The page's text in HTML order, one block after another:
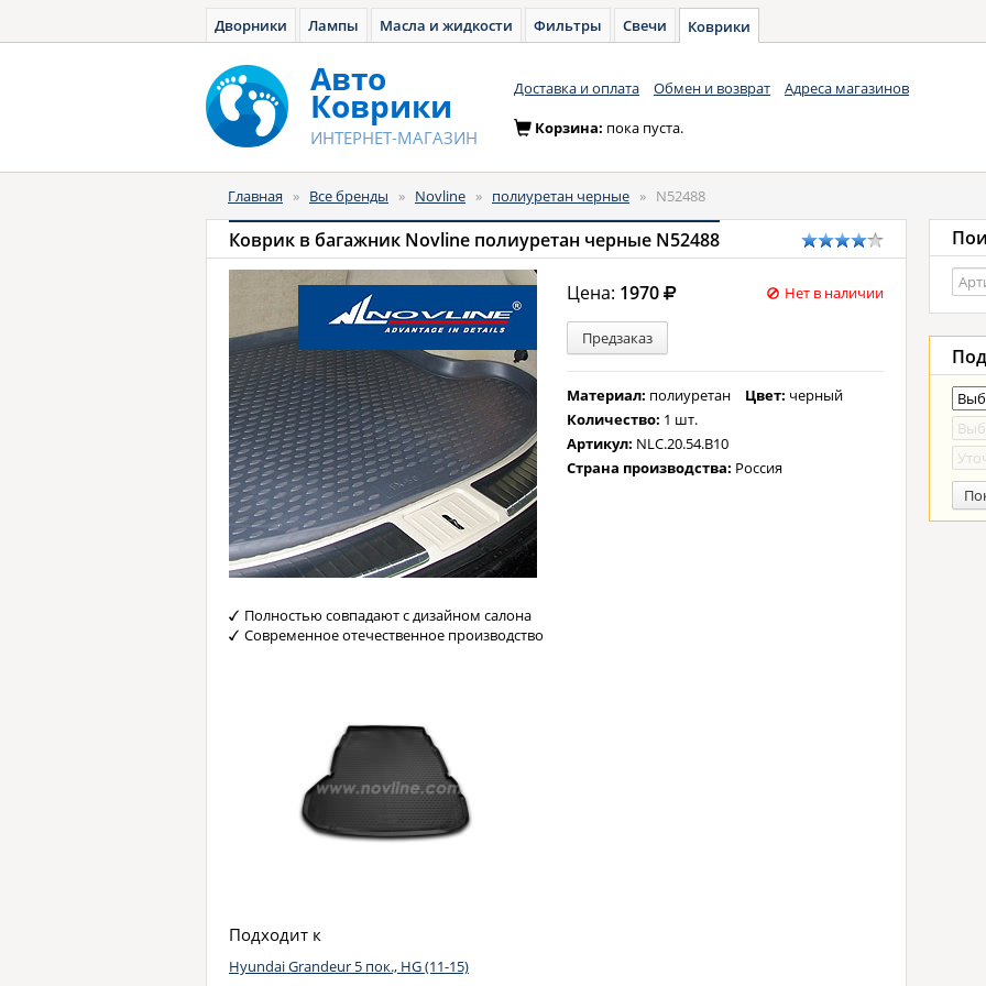
Дворники Лампы Масла и жидкости Фильтры Свечи Коврики
Авто
Коврики
ИНТЕРНЕТ-МАГАЗИН
Доставка и оплата Обмен и возврат Адреса магазинов
Корзина: пока пуста.
Главная » Все бренды » Novline » полиуретан черные » N52488
Коврик в багажник Novline полиуретан черные N52488
Цена: 1970 Нет в наличии
Предзаказ
Материал: полиуретан Цвет: черный
Количество: 1 шт.
Артикул: NLC.20.54.B10
Страна производства: Россия
Полностью совпадают с дизайном салона
Современное отечественное производство
Подходит к
Hyundai Grandeur 5 пок., HG (11-15)